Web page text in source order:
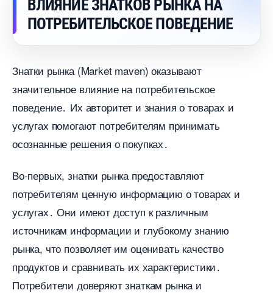
ЛИЯНИЕ ЗНАТКОВ РЫНКА НА
ПОТРЕБИТЕЛЬСКОЕ ПОВЕДЕНИЕ
Знатки рынка (Market maven) оказывают
значительное влияние на потребительское
поведение․ Их авторитет и знания о товарах и
услугах помогают потребителям принимать
осознанные решения о покупках․
о-первых, знатки рынка предоставляют
потребителям ценную информацию о товарах и
услугах․ Они имеют доступ к различным
источникам информации и глубокому знанию
рынка, что позволяет им оценивать качество
продуктов и сравнивать их характеристики․
Потребители доверяют знаткам рынка и